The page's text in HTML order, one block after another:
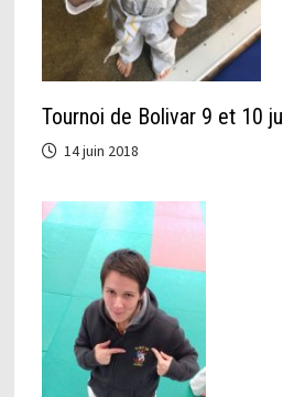
Tournoi de Bolivar 9 et 10
14 juin 2018